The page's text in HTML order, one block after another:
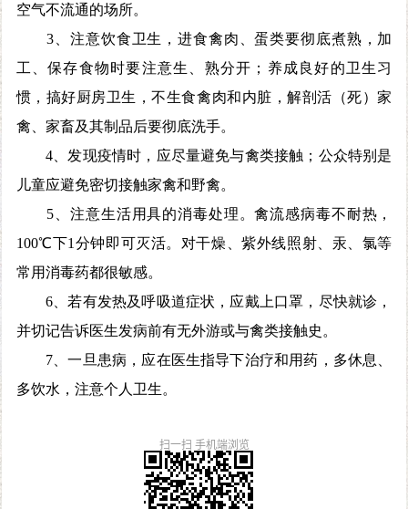
空气不流通的场所。
3、注意饮食卫生，进食禽肉、蛋类要彻底煮熟，加
工、保存食物时要注意生、熟分开；养成良好的卫生习
惯，搞好厨房卫生，不生食禽肉和内脏，解剖活（死）家
禽、家畜及其制品后要彻底洗手。
4、发现疫情时，应尽量避免与禽类接触；公众特别是
儿童应避免密切接触家禽和野禽。
5、注意生活用具的消毒处理。禽流感病毒不耐热，
100℃下1分钟即可灭活。对干燥、紫外线照射、汞、氯等
常用消毒药都很敏感。
6、若有发热及呼吸道症状，应戴上口罩，尽快就诊，
并切记告诉医生发病前有无外游或与禽类接触史。
7、一旦患病，应在医生指导下治疗和用药，多休息、
多饮水，注意个人卫生。
扫一扫 手机端浏览